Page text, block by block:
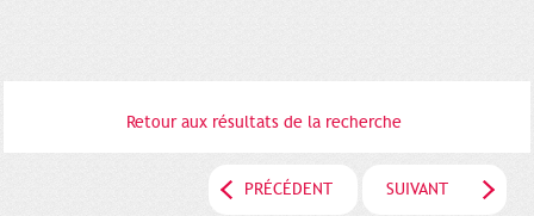
Retour aux résultats de la recherche
PRÉCÉDENT SUIVANT